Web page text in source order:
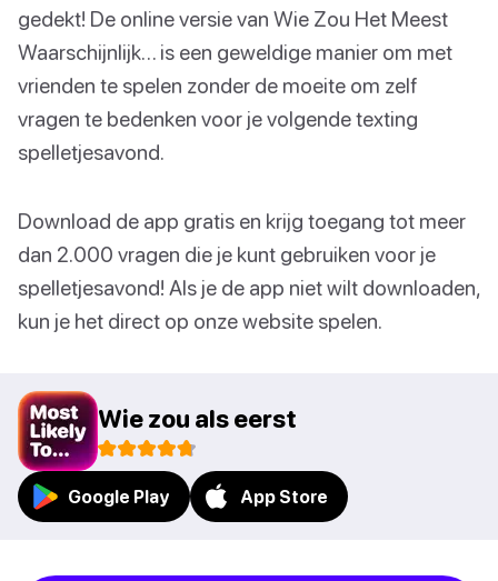
gedekt! De online versie van Wie Zou Het Meest
Waarschijnlijk… is een geweldige manier om met
vrienden te spelen zonder de moeite om zelf
vragen te bedenken voor je volgende texting
spelletjesavond.
Download de app gratis en krijg toegang tot meer
dan 2.000 vragen die je kunt gebruiken voor je
spelletjesavond! Als je de app niet wilt downloaden,
kun je het direct op onze website spelen.
Wie zou als eerst
Google Play App Store